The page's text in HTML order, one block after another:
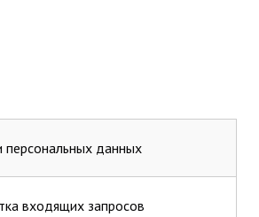
персональных данных
входящих запросов